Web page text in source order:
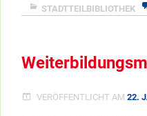
zu!”
STADTTEILBIBLIOTHEK
VERÖFFENTLICHT AM 22.